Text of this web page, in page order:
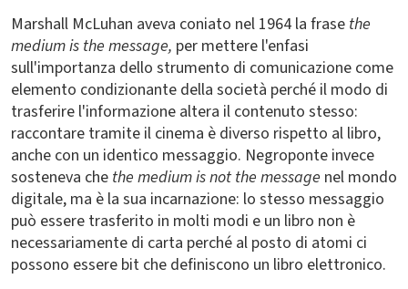
Marshall McLuhan aveva coniato nel 1964 la frase the
medium is the message, per mettere l'enfasi
sull'importanza dello strumento di comunicazione come
elemento condizionante della società perché il modo di
trasferire l'informazione altera il contenuto stesso:
raccontare tramite il cinema è diverso rispetto al libro,
anche con un identico messaggio. Negroponte invece
sosteneva che the medium is not the message nel mondo
digitale, ma è la sua incarnazione: lo stesso messaggio
può essere trasferito in molti modi e un libro non è
necessariamente di carta perché al posto di atomi ci
possono essere bit che definiscono un libro elettronico.